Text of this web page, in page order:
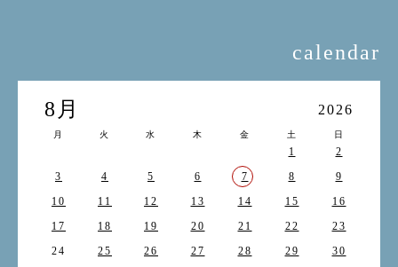
calendar
8月 2026
月 火 水 木 金 土 日
1
2
3
4 5 6 7 8
9
10
11 12 13 14 15
16
17
18 19 20 21 22
23
24
25 26 27 28 29
30